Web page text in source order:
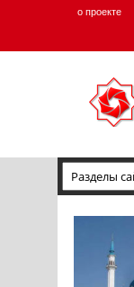
о проекте